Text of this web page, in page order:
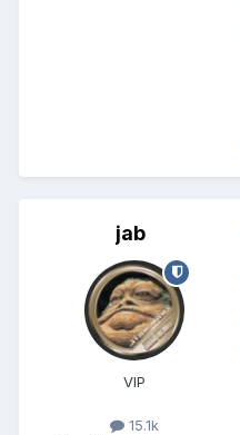
jab
VIP
15.1k